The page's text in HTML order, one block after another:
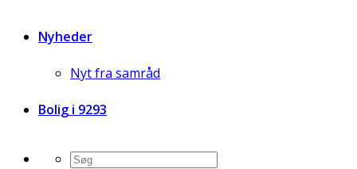
Nyheder
Nyt fra samråd
Bolig i 9293